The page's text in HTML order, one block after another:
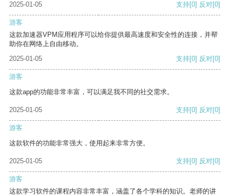
2025-01-05 支持[0] 反对[0]
游客
这款加速器VPM应用程序可以给你提供最高速度和安全性的连接，并帮
助你在网络上自由移动。
2025-01-05
支持[0] 反对[0]
游客
这款app的功能非常丰富，可以满足我不同的社交需求。
2025-01-05 支持[0] 反对[0]
游客
这款软件的功能非常强大，使用起来非常方便。
2025-01-05 支持[0] 反对[0]
游客
这款学习软件的课程内容非常丰富，涵盖了各个学科的知识。老师的讲